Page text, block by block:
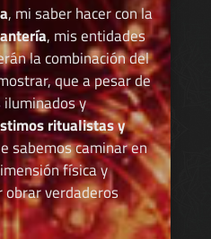
, mi saber hacer con la
, mis entidades
la combinación del
que a pesar de
y
ritualistas y
sabemos caminar en
física y
verdaderos